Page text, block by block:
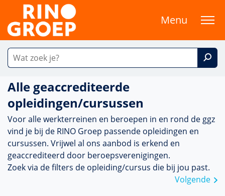
Menu
Alle geaccrediteerde
opleidingen/cursussen
Voor alle werkterreinen en beroepen in en rond de ggz
vind je bij de RINO Groep passende opleidingen en
cursussen. Vrijwel al ons aanbod is erkend en
geaccrediteerd door beroepsverenigingen.
Zoek via de filters de opleiding/cursus die bij jou past.
Volgende